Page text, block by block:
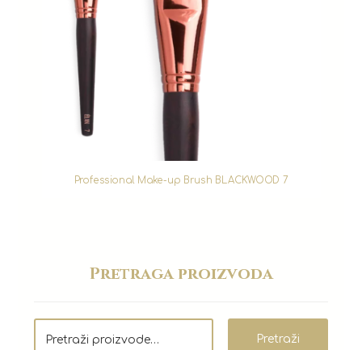
Professional Make-up Brush BLACKWOOD 7
Pretraga proizvoda
Pretraži